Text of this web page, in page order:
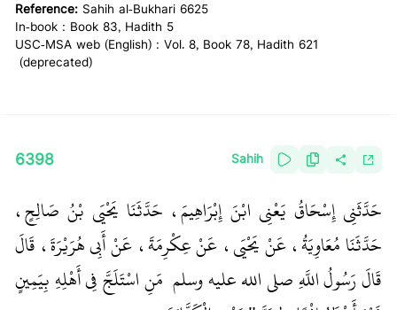
Reference: Sahih al-Bukhari 6625
In-book : Book 83, Hadith 5
USC-MSA web (English) : Vol. 8, Book 78, Hadith 621
(deprecated)
6398 Sahih
حَدَّثَنِي إِسْحَاقُ يَعْنِي ابْنَ إِبْرَاهِيمَ، حَدَّثَنَا يَحْيَى بْنُ صَالِحٍ،
حَدَّثَنَا مُعَاوِيَةُ، عَنْ يَحْيَى، عَنْ عِكْرِمَةَ، عَنْ أَبِي هُرَيْرَةَ، قَالَ
قَالَ رَسُولُ اللَّهِ صلى الله عليه وسلم ‏ ‏ مَنِ اسْتَلَجَّ فِي أَهْلِهِ بِيَمِينٍ